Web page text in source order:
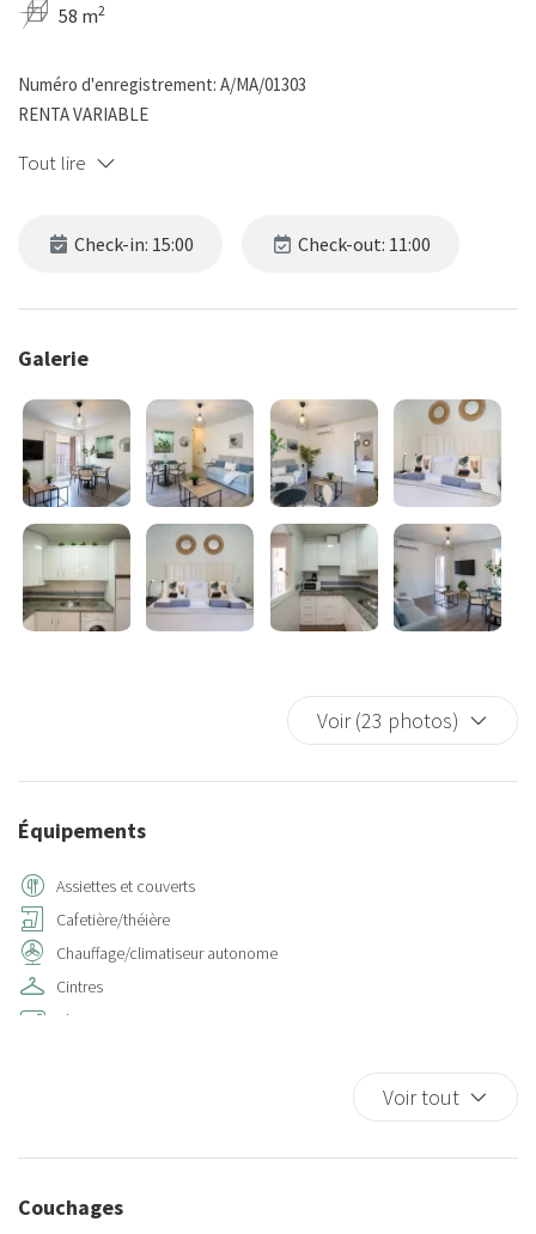
58 m2
Numéro d'enregistrement: A/MA/01303
RENTA VARIABLE
Tout lire
Check-in: 15:00 Check-out: 11:00
Galerie
Voir (23 photos)
Équipements
Assiettes et couverts
Cafetière/théière
Chauffage/climatiseur autonome
Cintres
Climatisation
Frigo
Lave-linge
Voir tout
Couchages